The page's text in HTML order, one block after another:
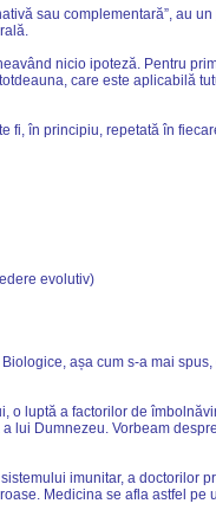
sau complementară”, au
nicio ipoteză. Pentru
care este aplicabilă
fi, în principiu, repetată în
evolutiv)
așa cum s-a mai spus,
o luptă a factorilor de
lui Dumnezeu. Vorbeam
imunitar, a doctorilor
Medicina se afla astfel pe